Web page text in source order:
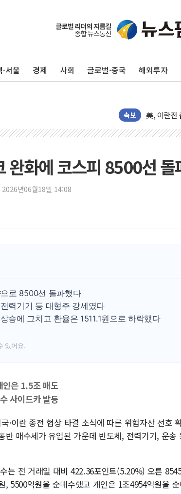
·서울 경제 사회 글로벌·중국 해외투자
속보
김민석, 2
[속보] 민
[속보] 민
강릉·동해
폐기물 수
李대통령 "
인천 선재
인천서 말
中 전방
인제 용대
완화에 코스피 8500선 돌
2026년06월18일 14:08
로 8500선 돌파했다
력기기 등 대형주 강세였다
승에 그치고 환율은 1511.1원으로 하락했다
있어요.
인은 1.5조 매도
사이드카 발동
·이란 종전 협상 타결 소식에 따른 위험자산 선호
반 매수세가 유입된 가운데 반도체, 전력기기, 운송
는 전 거래일 대비 422.36포인트(5.20%) 오른
, 5500억원을 순매수했고 개인은 1조4954억원을